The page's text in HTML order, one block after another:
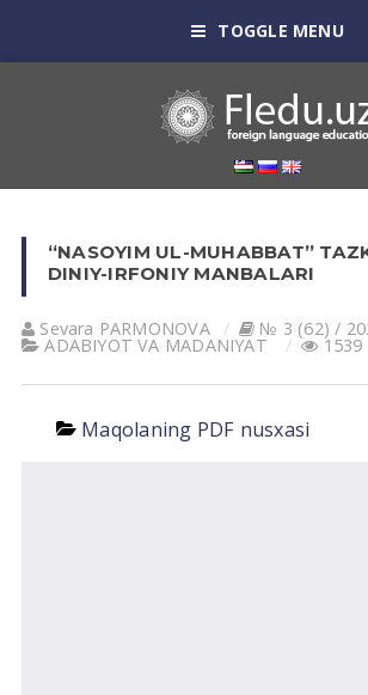
TOGGLE MENU
“NASOYIM UL-MUHABBAT”
DINIY-IRFONIY MANBALARI
Sevara PARMONOVA № 3 (62) /
АDАBIYOT VА MАDАNIYAT 1539
Maqolaning PDF nusxasi